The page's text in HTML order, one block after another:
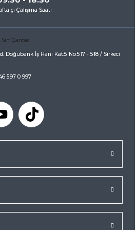
Çalışma Saati
Doğubank İş Hanı Kat:5 No:517 - 518 / Sirkeci
597 0 997